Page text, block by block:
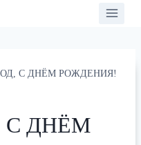
С ДНЁМ РОЖДЕНИЯ!
С ДНЁМ